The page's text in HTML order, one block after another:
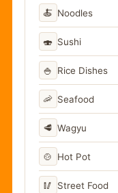
🍝 Noodles
🍣 Sushi
🍚 Rice Dishes
🦐 Seafood
🥩 Wagyu
🍲 Hot Pot
🥢 Street Food